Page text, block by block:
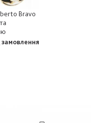
Bravo
замовлення